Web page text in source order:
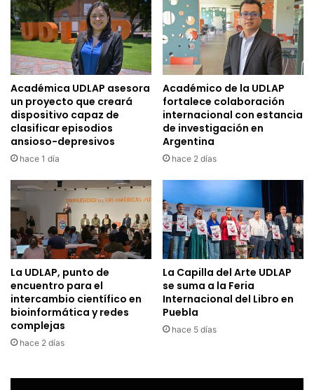
Académica UDLAP asesora
un proyecto que creará
dispositivo capaz de
clasificar episodios
ansioso-depresivos
hace 1 día
Académico de la UDLAP
fortalece colaboración
internacional con estancia
de investigación en
Argentina
hace 2 días
La UDLAP, punto de
encuentro para el
intercambio científico en
bioinformática y redes
complejas
hace 2 días
La Capilla del Arte UDLAP
se suma a la Feria
Internacional del Libro en
Puebla
hace 5 días